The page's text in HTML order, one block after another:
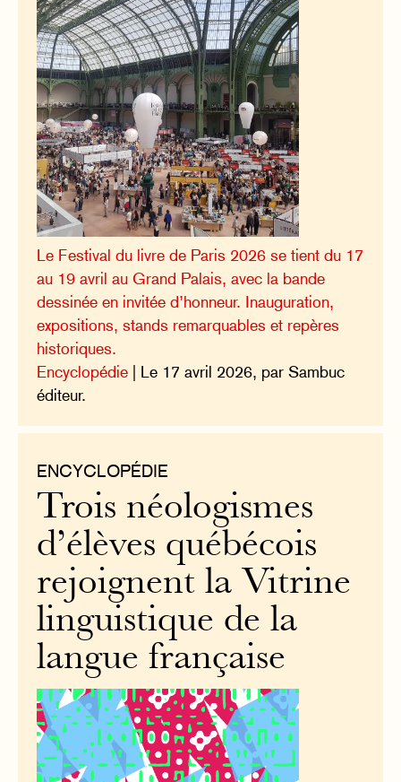
Le Festival du livre de Paris 2026 se tient du 17
au 19 avril au Grand Palais, avec la bande
dessinée en invitée d’honneur. Inauguration,
expositions, stands remarquables et repères
historiques.
Encyclopédie | Le 17 avril 2026, par Sambuc
éditeur.
ENCYCLOPÉDIE
Trois néologismes
d’élèves québécois
rejoignent la Vitrine
linguistique de la
langue française